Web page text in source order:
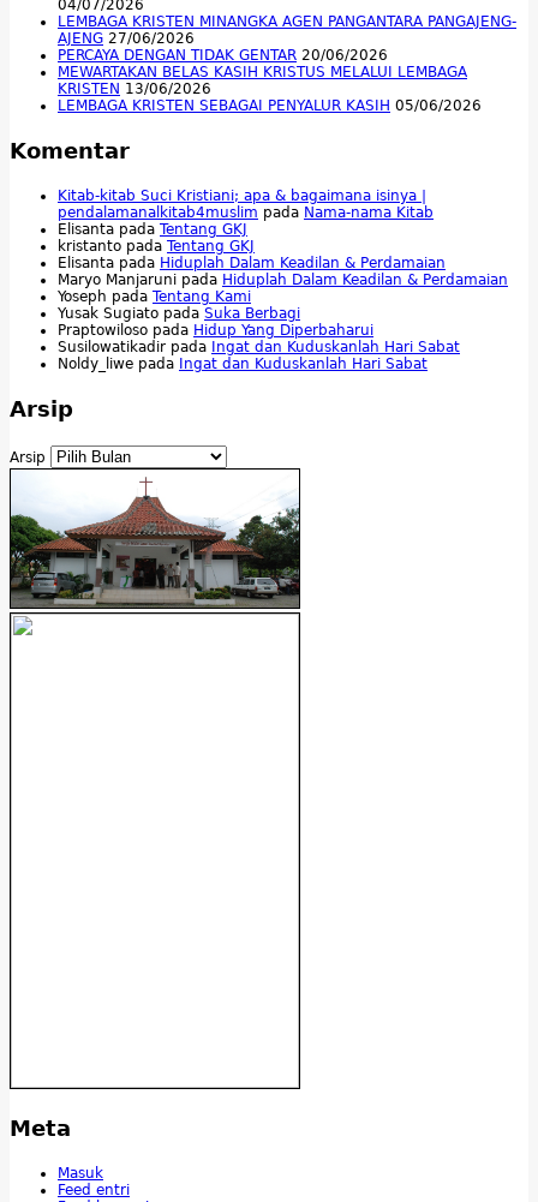
04/07/2026
LEMBAGA KRISTEN MINANGKA AGEN PANGANTARA PANGAJENG-
AJENG 27/06/2026
PERCAYA DENGAN TIDAK GENTAR 20/06/2026
MEWARTAKAN BELAS KASIH KRISTUS MELALUI LEMBAGA
KRISTEN 13/06/2026
LEMBAGA KRISTEN SEBAGAI PENYALUR KASIH 05/06/2026
Komentar
Kitab-kitab Suci Kristiani; apa & bagaimana isinya |
pendalamanalkitab4muslim pada Nama-nama Kitab
Elisanta pada Tentang GKJ
kristanto pada Tentang GKJ
Elisanta pada Hiduplah Dalam Keadilan & Perdamaian
Maryo Manjaruni pada Hiduplah Dalam Keadilan & Perdamaian
Yoseph pada Tentang Kami
Yusak Sugiato pada Suka Berbagi
Praptowiloso pada Hidup Yang Diperbaharui
Susilowatikadir pada Ingat dan Kuduskanlah Hari Sabat
Noldy_liwe pada Ingat dan Kuduskanlah Hari Sabat
Arsip
Arsip
Meta
Masuk
Feed entri